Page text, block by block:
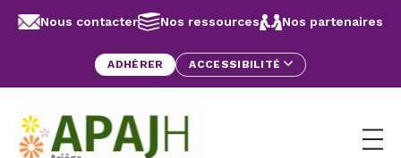
Aller au contenu
Nous contacter Nos ressources Nos partenaires
ADHÉRER ACCESSIBILITÉ
Panneau de gestion des cookies